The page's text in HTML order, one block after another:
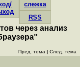
слежка
RSS
через анализ
Пред. тема | След. тема